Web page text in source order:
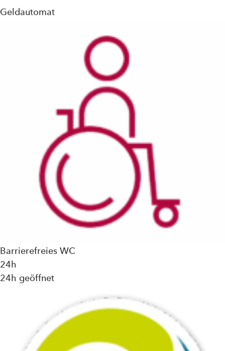
Geldautomat
Barrierefreies WC
24h
24h geöffnet